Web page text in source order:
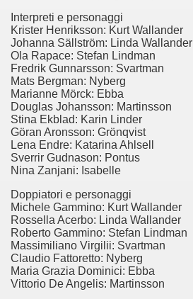
Interpreti e personaggi
Krister Henriksson: Kurt Wallander
Johanna Sällström: Linda Wallander
Ola Rapace: Stefan Lindman
Fredrik Gunnarsson: Svartman
Mats Bergman: Nyberg
Marianne Mörck: Ebba
Douglas Johansson: Martinsson
Stina Ekblad: Karin Linder
Göran Aronsson: Grönqvist
Lena Endre: Katarina Ahlsell
Sverrir Gudnason: Pontus
Nina Zanjani: Isabelle
Doppiatori e personaggi
Michele Gammino: Kurt Wallander
Rossella Acerbo: Linda Wallander
Roberto Gammino: Stefan Lindman
Massimiliano Virgilii: Svartman
Claudio Fattoretto: Nyberg
Maria Grazia Dominici: Ebba
Vittorio De Angelis: Martinsson
nella storia del cinema